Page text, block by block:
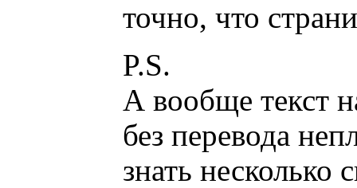
точно, что
P.S.
А вообще текст
без перевода
знать несколько